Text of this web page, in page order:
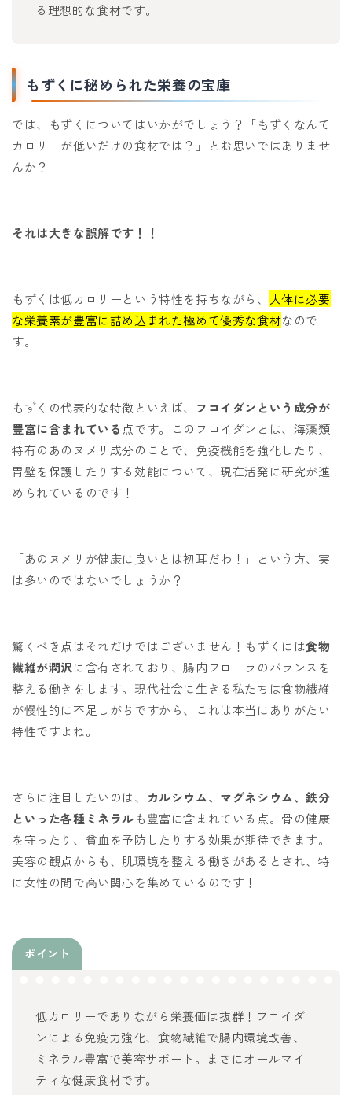
る理想的な食材です。
もずくに秘められた栄養の宝庫
では、もずくについてはいかがでしょう？「もずくなんて
カロリーが低いだけの食材では？」とお思いではありませ
んか？
それは大きな誤解です！！
もずくは低カロリーという特性を持ちながら、
人体に必要
な栄養素が豊富に詰め込まれた極めて優秀な食材なので
す。
もずくの代表的な特徴といえば、 フコイダンという成分が
豊富に含まれている 点です。このフコイダンとは、海藻類
特有のあのヌメリ成分のことで、免疫機能を強化したり、
胃壁を保護したりする効能について、現在活発に研究が進
められているのです！
「あのヌメリが健康に良いとは初耳だわ！」という方、実
は多いのではないでしょうか？
驚くべき点はそれだけではございません！もずくには食物
繊維が潤沢に含有されており、腸内フローラのバランスを
整える働きをします。現代社会に生きる私たちは食物繊維
が慢性的に不足しがちですから、これは本当にありがたい
特性ですよね。
さらに注目したいのは、 カルシウム、マグネシウム、鉄分
といった各種ミネラルも豊富に含まれている点。骨の健康
を守ったり、貧血を予防したりする効果が期待できます。
美容の観点からも、肌環境を整える働きがあるとされ、特
に女性の間で高い関心を集めているのです！
ポイント
低カロリーでありながら栄養価は抜群！フコイダ
ンによる免疫力強化、食物繊維で腸内環境改善、
ミネラル豊富で美容サポート。まさにオールマイ
ティな健康食材です。